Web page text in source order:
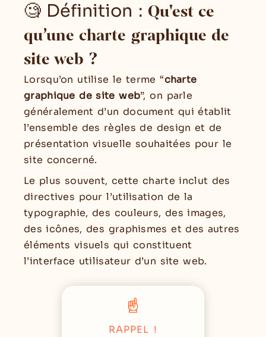
🧐 Définition : Qu'est ce
qu’une charte graphique de
site web ?
Lorsqu’on utilise le terme “charte
graphique de site web”, on parle
généralement d’un document qui établit
l’ensemble des règles de design et de
présentation visuelle souhaitées pour le
site concerné.
Le plus souvent, cette charte inclut des
directives pour l’utilisation de la
typographie, des couleurs, des images,
des icônes, des graphismes et des autres
éléments visuels qui constituent
l’interface utilisateur d’un site web.
RAPPEL !